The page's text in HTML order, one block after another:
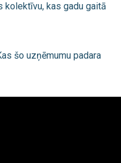
kolektīvu, kas gadu gaitā
šo uzņēmumu padara